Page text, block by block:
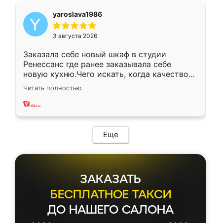
yaroslava1986
3 августа 2026
Заказала себе новый шкаф в студии
Ренессанс где ранее заказывала себе
новую кухню.Чего искать, когда качеством
вполне довольна. Служит кухня уже почти
два года, нареканий нет.
Читать полностью
Еще
ЗАКАЗАТЬ
БЕСПЛАТНОЕ ТАКСИ
ДО НАШЕГО САЛОНА